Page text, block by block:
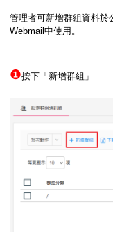
管理者可新增群組資料於
Webmail中使用。
❶按下「新增群組」